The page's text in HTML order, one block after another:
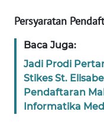
Persyaratan
Baca Juga:
Jadi Prodi
Stikes St.
Pendaftaran
Informatika
KEPRI
WN
PAPUA